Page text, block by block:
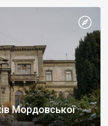
Мордовської